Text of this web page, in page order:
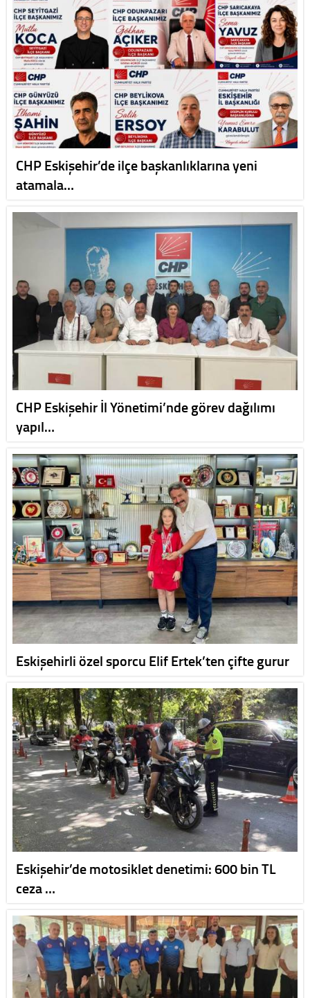
CHP Eskişehir’de ilçe başkanlıklarına yeni
atamala…
CHP Eskişehir İl Yönetimi’nde görev dağılımı
yapıl…
Eskişehirli özel sporcu Elif Ertek’ten çifte gurur
Eskişehir’de motosiklet denetimi: 600 bin TL
ceza …